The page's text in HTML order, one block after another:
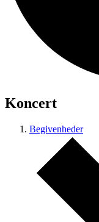
Koncert
Begivenheder